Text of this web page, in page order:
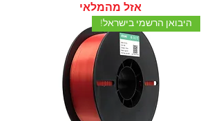
אזל מהמלאי
היבואן הרשמי בישראל!